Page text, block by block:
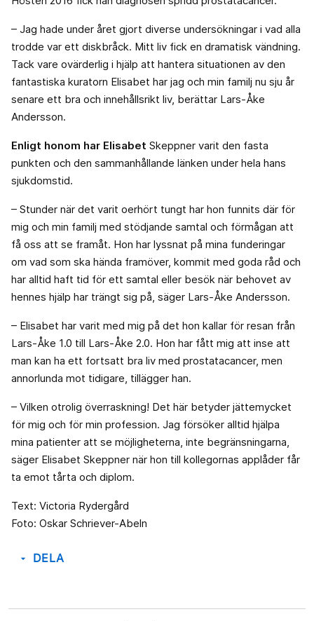
– Jag hade under året gjort diverse undersökningar i vad alla
trodde var ett diskbråck. Mitt liv fick en dramatisk vändning.
Tack vare ovärderlig i hjälp att hantera situationen av den
fantastiska kuratorn Elisabet har jag och min familj nu sju år
senare ett bra och innehållsrikt liv, berättar Lars-Åke
Andersson.
Enligt honom har Elisabet Skeppner varit den fasta
punkten och den sammanhållande länken under hela hans
sjukdomstid.
– Stunder när det varit oerhört tungt har hon funnits där för
mig och min familj med stödjande samtal och förmågan att
få oss att se framåt. Hon har lyssnat på mina funderingar
om vad som ska hända framöver, kommit med goda råd och
har alltid haft tid för ett samtal eller besök när behovet av
hennes hjälp har trängt sig på, säger Lars-Åke Andersson.
– Elisabet har varit med mig på det hon kallar för resan från
Lars-Åke 1.0 till Lars-Åke 2.0. Hon har fått mig att inse att
man kan ha ett fortsatt bra liv med prostatacancer, men
annorlunda mot tidigare, tillägger han.
– Vilken otrolig överraskning! Det här betyder jättemycket
för mig och för min profession. Jag försöker alltid hjälpa
mina patienter att se möjligheterna, inte begränsningarna,
säger Elisabet Skeppner när hon till kollegornas applåder får
ta emot tårta och diplom.
Text: Victoria Rydergård
Foto: Oskar Schriever-Abeln
arrow_drop_down DELA